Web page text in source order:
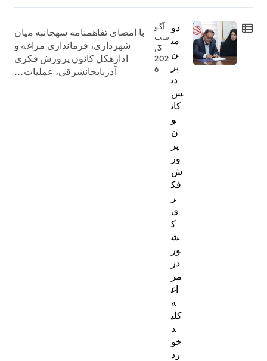
دو
می
ن
پر
دی
س
کان
و
ن
پر
ور
ش
فک
ر
ی
ک
ش
ور
در
مر
اغ
ه
کلی
د
خو
رد
آگو
ست
3,
202
6
با امضای تفاهمنامه سهجانبه میان
شهرداری، فرمانداری مراغه و
ادارهکل کانون پرورش فکری
آذربایجانشرقی، عملیات...